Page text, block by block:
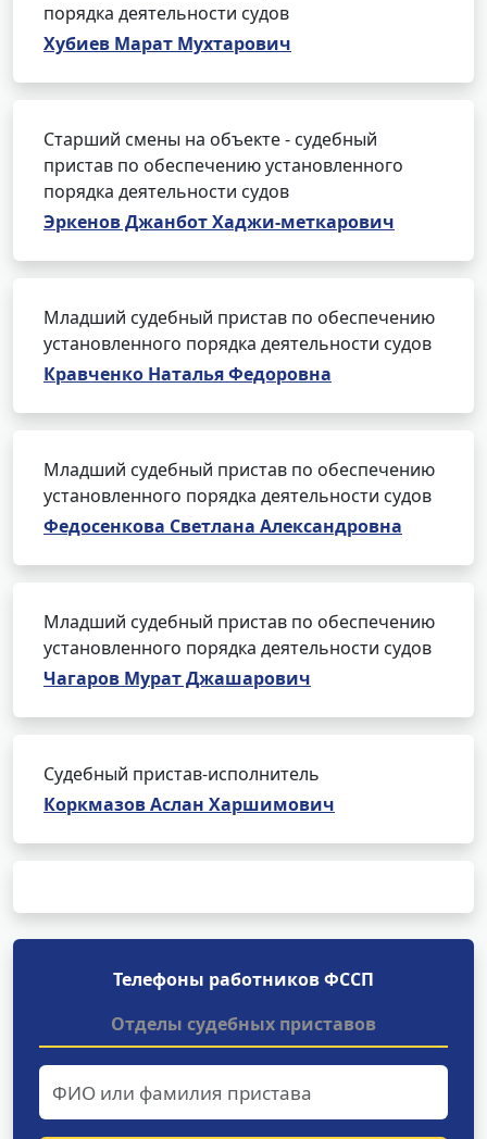
порядка деятельности судов
Хубиев Марат Мухтарович
Старший смены на объекте - судебный
пристав по обеспечению установленного
порядка деятельности судов
Эркенов Джанбот Хаджи-меткарович
Младший судебный пристав по обеспечению
установленного порядка деятельности судов
Кравченко Наталья Федоровна
Младший судебный пристав по обеспечению
установленного порядка деятельности судов
Федосенкова Светлана Александровна
Младший судебный пристав по обеспечению
установленного порядка деятельности судов
Чагаров Мурат Джашарович
Судебный пристав-исполнитель
Коркмазов Аслан Харшимович
Телефоны работников ФССП
Отделы судебных приставов